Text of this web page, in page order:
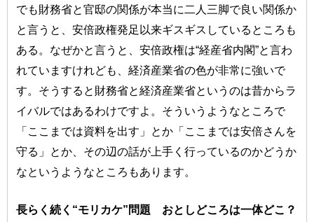
でも財務省と官邸の関係が本当に二人三脚で良い関係か
と言うと、安倍政権発足以来ギスギスしているところも
ある。なぜかと言うと、安倍政権は“経産省内閣”と言わ
れていますけれども、経済産業省の色が非常に強いで
す。そうすると財務省と経済産業省というのは昔からラ
イバルではあるわけですよ。そういうようなところで
「ここまでは資料を出す」とか「ここまでは安倍さんを
守る」とか、その辺の話が上手く行っているのかどうか
なというようなところもあります。
長らく続く“モリカケ”問題 おとしどころは一体どこ？